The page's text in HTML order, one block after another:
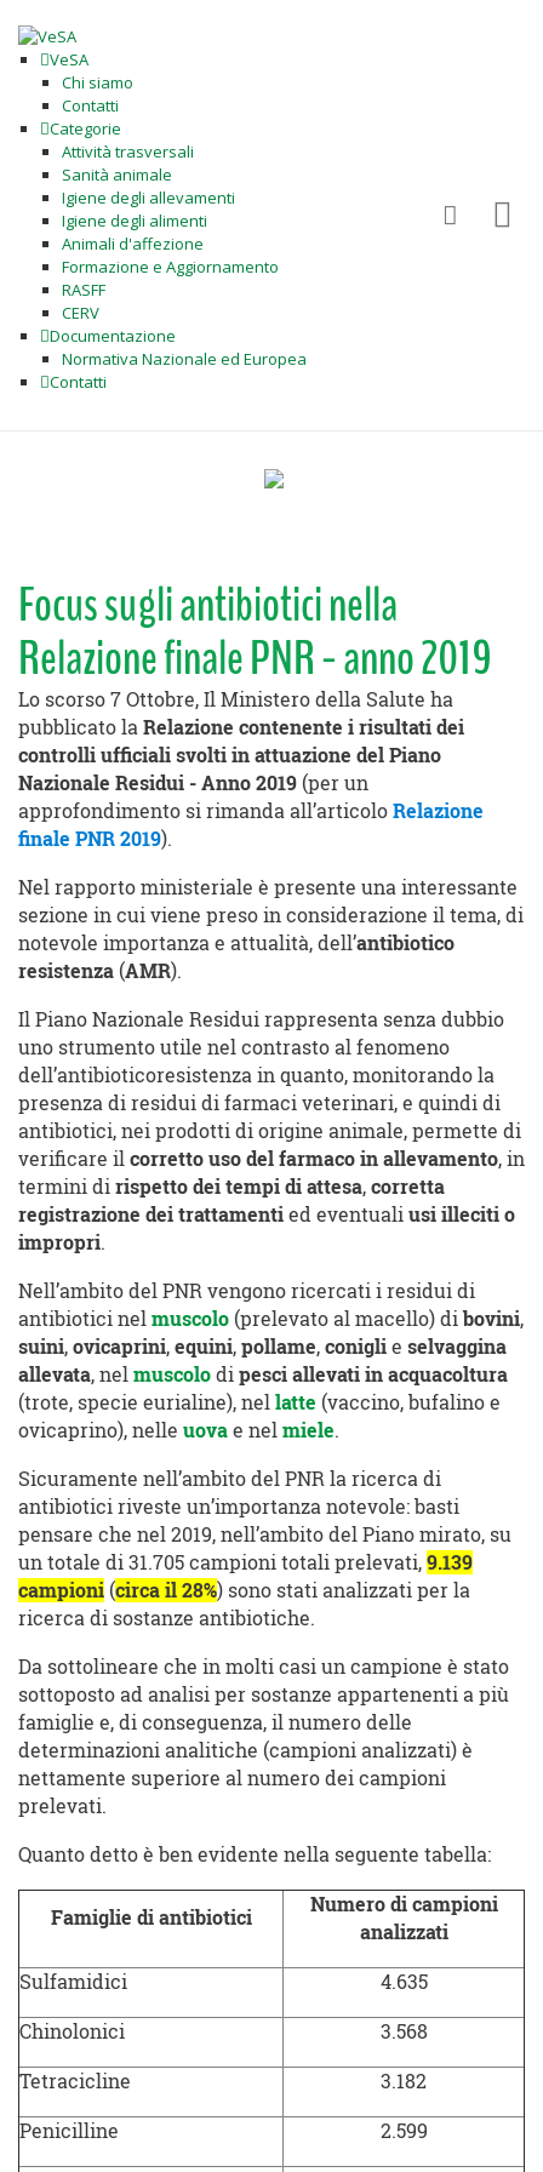
VeSA
Chi siamo
Contatti
Categorie
Attività trasversali
Sanità animale
Igiene degli allevamenti
Igiene degli alimenti
Animali d'affezione
Formazione e Aggiornamento
RASFF
CERV
Documentazione
Normativa Nazionale ed Europea
Contatti
Focus sugli antibiotici nella
Relazione finale PNR - anno 2019
Lo scorso 7 Ottobre, Il Ministero della Salute ha
pubblicato la Relazione contenente i risultati dei
controlli ufficiali svolti in attuazione del Piano
Nazionale Residui - Anno 2019 (per un
approfondimento si rimanda all’articolo Relazione
finale PNR 2019).
Nel rapporto ministeriale è presente una interessante
sezione in cui viene preso in considerazione il tema, di
notevole importanza e attualità, dell’antibiotico
resistenza (AMR).
Il Piano Nazionale Residui rappresenta senza dubbio
uno strumento utile nel contrasto al fenomeno
dell’antibioticoresistenza in quanto, monitorando la
presenza di residui di farmaci veterinari, e quindi di
antibiotici, nei prodotti di origine animale, permette di
verificare il corretto uso del farmaco in allevamento, in
termini di rispetto dei tempi di attesa, corretta
registrazione dei trattamenti ed eventuali usi illeciti o
impropri.
Nell’ambito del PNR vengono ricercati i residui di
antibiotici nel muscolo (prelevato al macello) dibovini,
suini, ovicaprini, equini, pollame, conigli e selvaggina
allevata, nel muscolo di pesci allevati in acquacoltura
(trote, specie eurialine), nel latte (vaccino, bufalino e
ovicaprino), nelle uova e nel miele.
Sicuramente nell’ambito del PNR la ricerca di
antibiotici riveste un’importanza notevole: basti
pensare che nel 2019, nell’ambito del Piano mirato, su
un totale di 31.705 campioni totali prelevati, 9.139
campioni (circa il 28%) sono stati analizzati per la
ricerca di sostanze antibiotiche.
Da sottolineare che in molti casi un campione è stato
sottoposto ad analisi per sostanze appartenenti a più
famiglie e, di conseguenza, il numero delle
determinazioni analitiche (campioni analizzati) è
nettamente superiore al numero dei campioni
prelevati.
Quanto detto è ben evidente nella seguente tabella:
Famiglie di antibiotici
Numero di campioni
analizzati
Sulfamidici 4.635
Chinolonici 3.568
Tetracicline 3.182
Penicilline 2.599